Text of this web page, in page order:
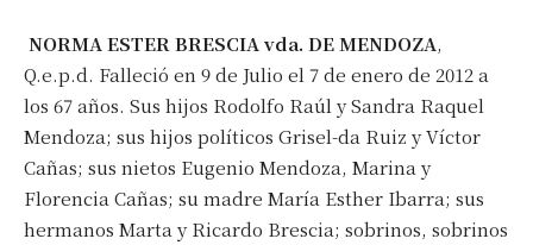
NORMA ESTER BRESCIA vda. DE MENDOZA,
Q.e.p.d. Falleció en 9 de Julio el 7 de enero de 2012 a
los 67 años. Sus hijos Rodolfo Raúl y Sandra Raquel
Mendoza; sus hijos políticos Grisel-da Ruiz y Víctor
Cañas; sus nietos Eugenio Mendoza, Marina y
Florencia Cañas; su madre María Esther Ibarra; sus
hermanos Marta y Ricardo Brescia; sobrinos, sobrinos